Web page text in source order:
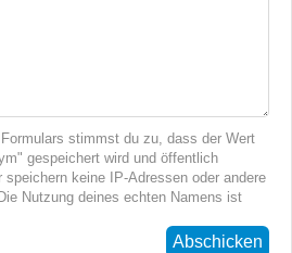
stimmst du zu, dass der Wert
gespeichert wird und öffentlich
keine IP-Adressen oder andere
Nutzung deines echten Namens ist
Abschicken